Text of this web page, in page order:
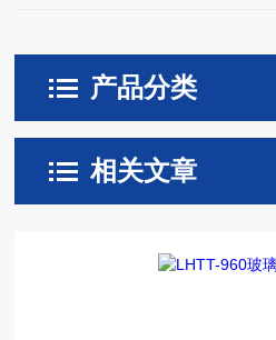
产品分类
相关文章